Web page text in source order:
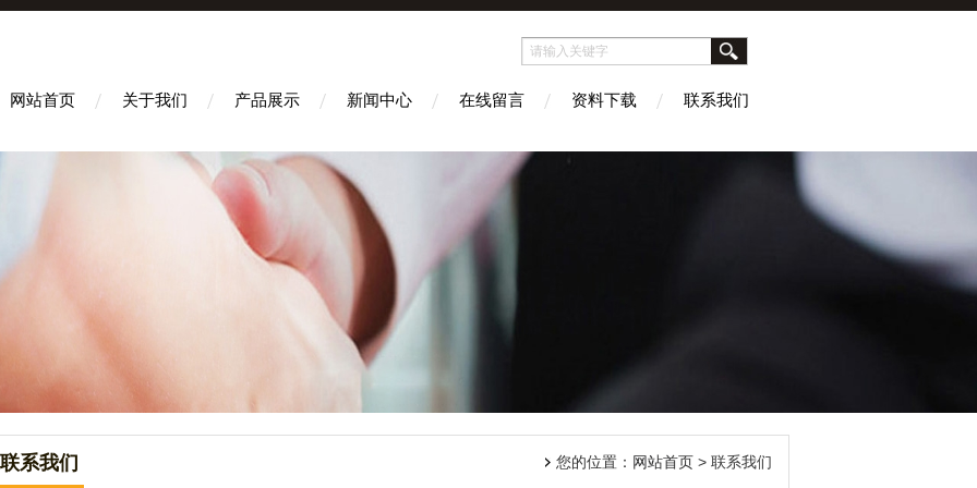
网站首页 关于我们 产品展示 新闻中心 在线留言 资料下载 联系我们
联系我们 您的位置： 网站首页 > 联系我们